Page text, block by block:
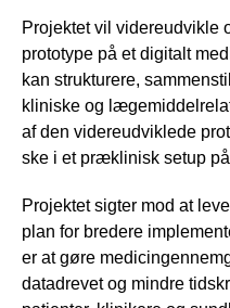
Projektet vil videreudvikle
prototype på et digitalt
kan strukturere,
kliniske og
af den videreudviklede
ske i et præklinisk setup
Projektet sigter mod at
plan for bredere
er at gøre
datadrevet og mindre